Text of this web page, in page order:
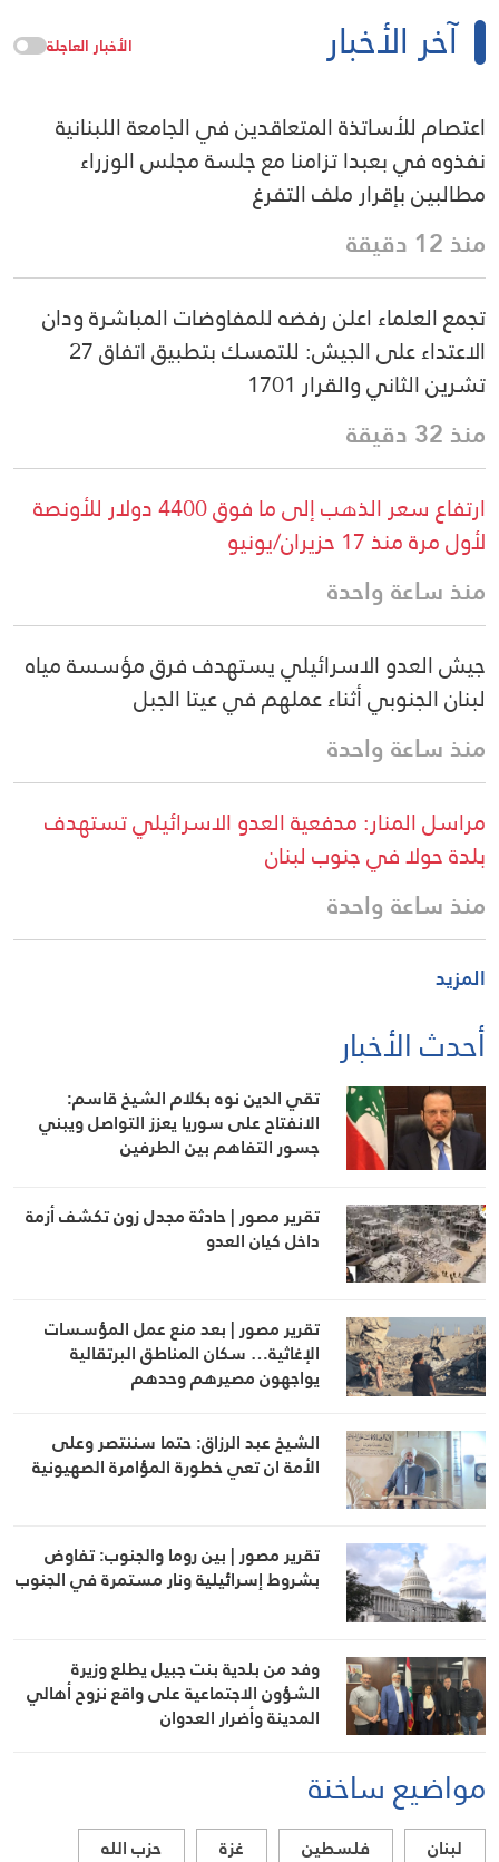
آخر الأخبار الأخبار العاجلة
اعتصام للأساتذة المتعاقدين في الجامعة اللبنانية
نفذوه في بعبدا تزامنا مع جلسة مجلس الوزراء
مطالبين بإقرار ملف التفرغ
منذ 12 دقيقة
تجمع العلماء اعلن رفضه للمفاوضات المباشرة ودان
الاعتداء على الجيش: للتمسك بتطبيق اتفاق 27
تشرين الثاني والقرار 1701
منذ 32 دقيقة
ارتفاع سعر الذهب إلى ما فوق 4400 دولار للأونصة
لأول مرة منذ 17 حزيران/يونيو
منذ ساعة واحدة
جيش العدو الاسرائيلي يستهدف فرق مؤسسة مياه
لبنان الجنوبي أثناء عملهم في عيتا الجبل
منذ ساعة واحدة
مراسل المنار: مدفعية العدو الاسرائيلي تستهدف
بلدة حولا في جنوب لبنان
منذ ساعة واحدة
المزيد
أحدث الأخبار
تقي الدين نوه بكلام الشيخ قاسم:
الانفتاح على سوريا يعزز التواصل ويبني
جسور التفاهم بين الطرفين
تقرير مصور | حادثة مجدل زون تكشف أزمة
داخل كيان العدو
تقرير مصور | بعد منع عمل المؤسسات
الإغاثية… سكان المناطق البرتقالية
يواجهون مصيرهم وحدهم
الشيخ عبد الرزاق: حتما سننتصر وعلى
الأمة ان تعي خطورة المؤامرة الصهيونية
تقرير مصور | بين روما والجنوب: تفاوض
بشروط إسرائيلية ونار مستمرة في الجنوب
وفد من بلدية بنت جبيل يطلع وزيرة
الشؤون الاجتماعية على واقع نزوح أهالي
المدينة وأضرار العدوان
مواضيع ساخنة
لبنان فلسطين غزة
حزب الله